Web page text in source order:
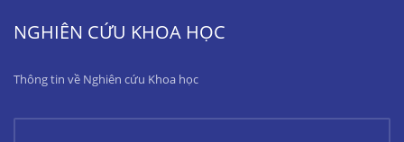
NGHIÊN CỨU KHOA HỌC
Thông tin về Nghiên cứu Khoa học